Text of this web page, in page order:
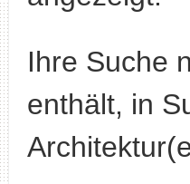
Ihre Suche
enthält, in